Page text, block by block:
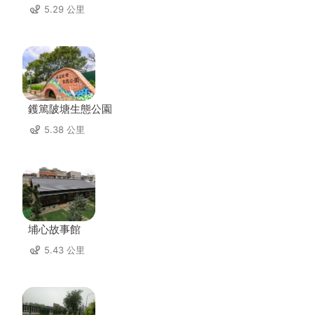
5.29 公里
鑊篤陂塘生態公園
5.38 公里
埔心故事館
5.43 公里